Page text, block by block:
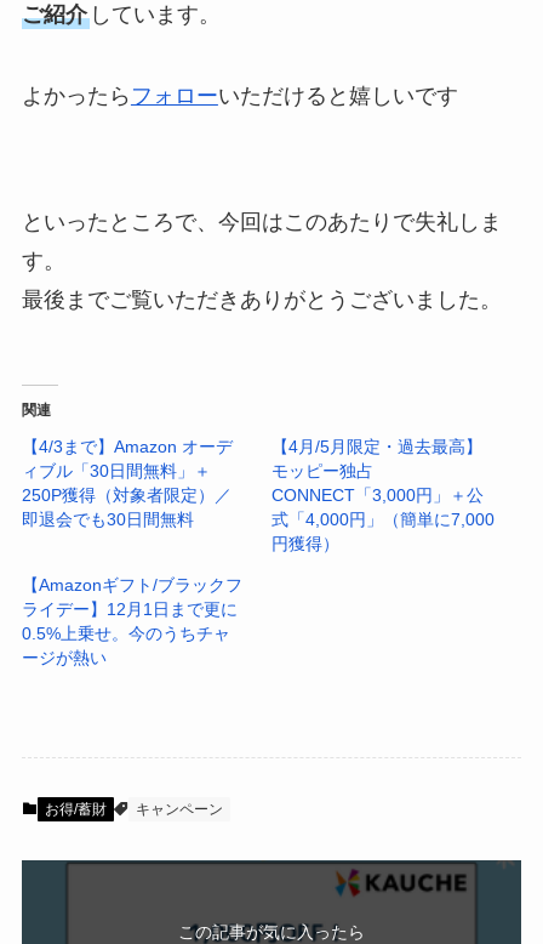
ご紹介しています。
よかったら フォローいただけると嬉しいです
といったところで、今回はこのあたりで失礼しま
す。
最後までご覧いただきありがとうございました。
関連
【4/3まで】Amazon オーデ
ィブル「30日間無料」＋
250P獲得（対象者限定）／
即退会でも30日間無料
【4月/5月限定・過去最高】
モッピー独占
CONNECT「3,000円」＋公
式「4,000円」（簡単に7,000
円獲得）
【Amazonギフト/ブラックフ
ライデー】12月1日まで更に
0.5%上乗せ。今のうちチャ
ージが熱い
お得/蓄財 キャンペーン
この記事が気に入ったら